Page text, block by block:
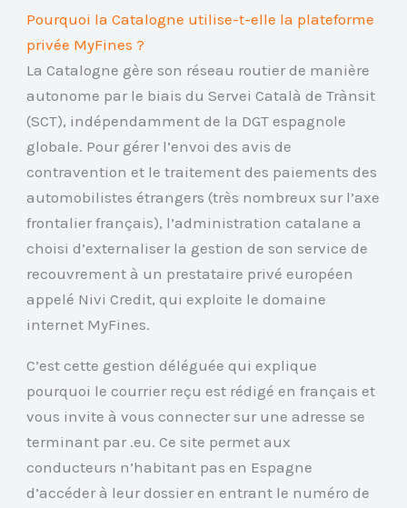
Pourquoi la Catalogne utilise-t-elle la plateforme
privée MyFines ?
La Catalogne gère son réseau routier de manière
autonome par le biais du Servei Català de Trànsit
(SCT), indépendamment de la DGT espagnole
globale. Pour gérer l’envoi des avis de
contravention et le traitement des paiements des
automobilistes étrangers (très nombreux sur l’axe
frontalier français), l’administration catalane a
choisi d’externaliser la gestion de son service de
recouvrement à un prestataire privé européen
appelé Nivi Credit, qui exploite le domaine
internet MyFines.
C’est cette gestion déléguée qui explique
pourquoi le courrier reçu est rédigé en français et
vous invite à vous connecter sur une adresse se
terminant par .eu. Ce site permet aux
conducteurs n’habitant pas en Espagne
d’accéder à leur dossier en entrant le numéro de